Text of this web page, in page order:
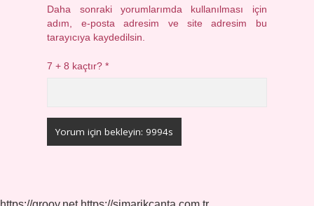
Daha sonraki yorumlarımda kullanılması için
adım, e-posta adresim ve site adresim bu
tarayıcıya kaydedilsin.
7 + 8 kaçtır?*